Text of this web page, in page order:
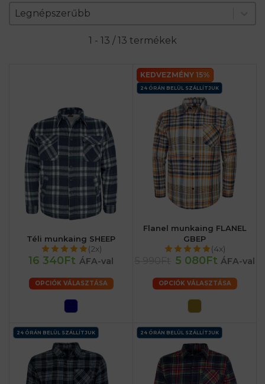
Zoradenie produktov
Sort content
Legnépszerűbb
Sort content
1 - 13 / 13 termékek
Téli munkaing SHEEP
(2x)
16 340Ft ÁFA-val
OPCIÓK VÁLASZTÁSA
KEDVEZMÉNY 15%
24 ÓRÁN BELÜL SZÁLLÍTJUK
Flanel munkaing FLANEL
GBEP
(4x)
5 080Ft ÁFA-val
OPCIÓK VÁLASZTÁSA
24 ÓRÁN BELÜL SZÁLLÍTJUK 24 ÓRÁN BELÜL SZÁLLÍTJUK